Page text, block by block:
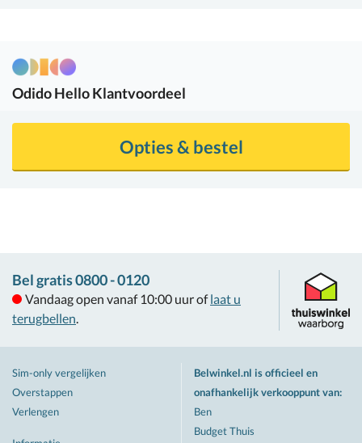
OdidoHello Klantvoordeel
Opties & bestel
Bel gratis 0800 - 0120
Vandaag open vanaf 10:00 uur of laat u
terugbellen.
Sim-only vergelijken
Overstappen
Verlengen
Belwinkel.nl is officieel en
onafhankelijk verkooppunt van:
Ben
Budget Thuis